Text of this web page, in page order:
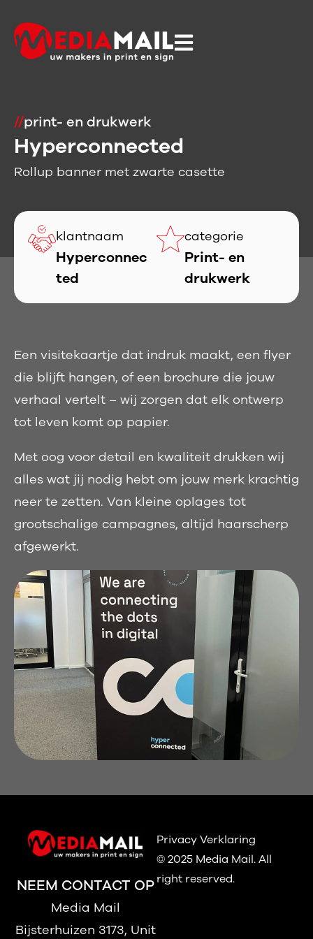
//print- en drukwerk
Hyperconnected
Rollup banner met zwarte casette
klantnaam
Hyperconnec
ted
categorie
Print- en
drukwerk
Een visitekaartje dat indruk maakt, een flyer
die blijft hangen, of een brochure die jouw
verhaal vertelt – wij zorgen dat elk ontwerp
tot leven komt op papier.
Met oog voor detail en kwaliteit drukken wij
alles wat jij nodig hebt om jouw merk krachtig
neer te zetten. Van kleine oplages tot
grootschalige campagnes, altijd haarscherp
afgewerkt.
NEEM CONTACT OP
Media Mail
Bijsterhuizen 3173, Unit
Privacy Verklaring
© 2025 Media Mail.All
right reserved.